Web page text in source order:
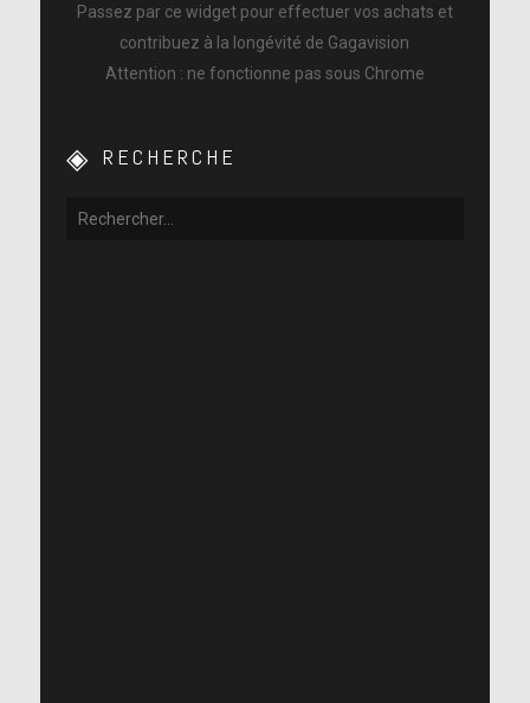
Passez par ce widget pour effectuer vos achats et
contribuez à la longévité de Gagavision
Attention : ne fonctionne pas sous Chrome
RECHERCHE